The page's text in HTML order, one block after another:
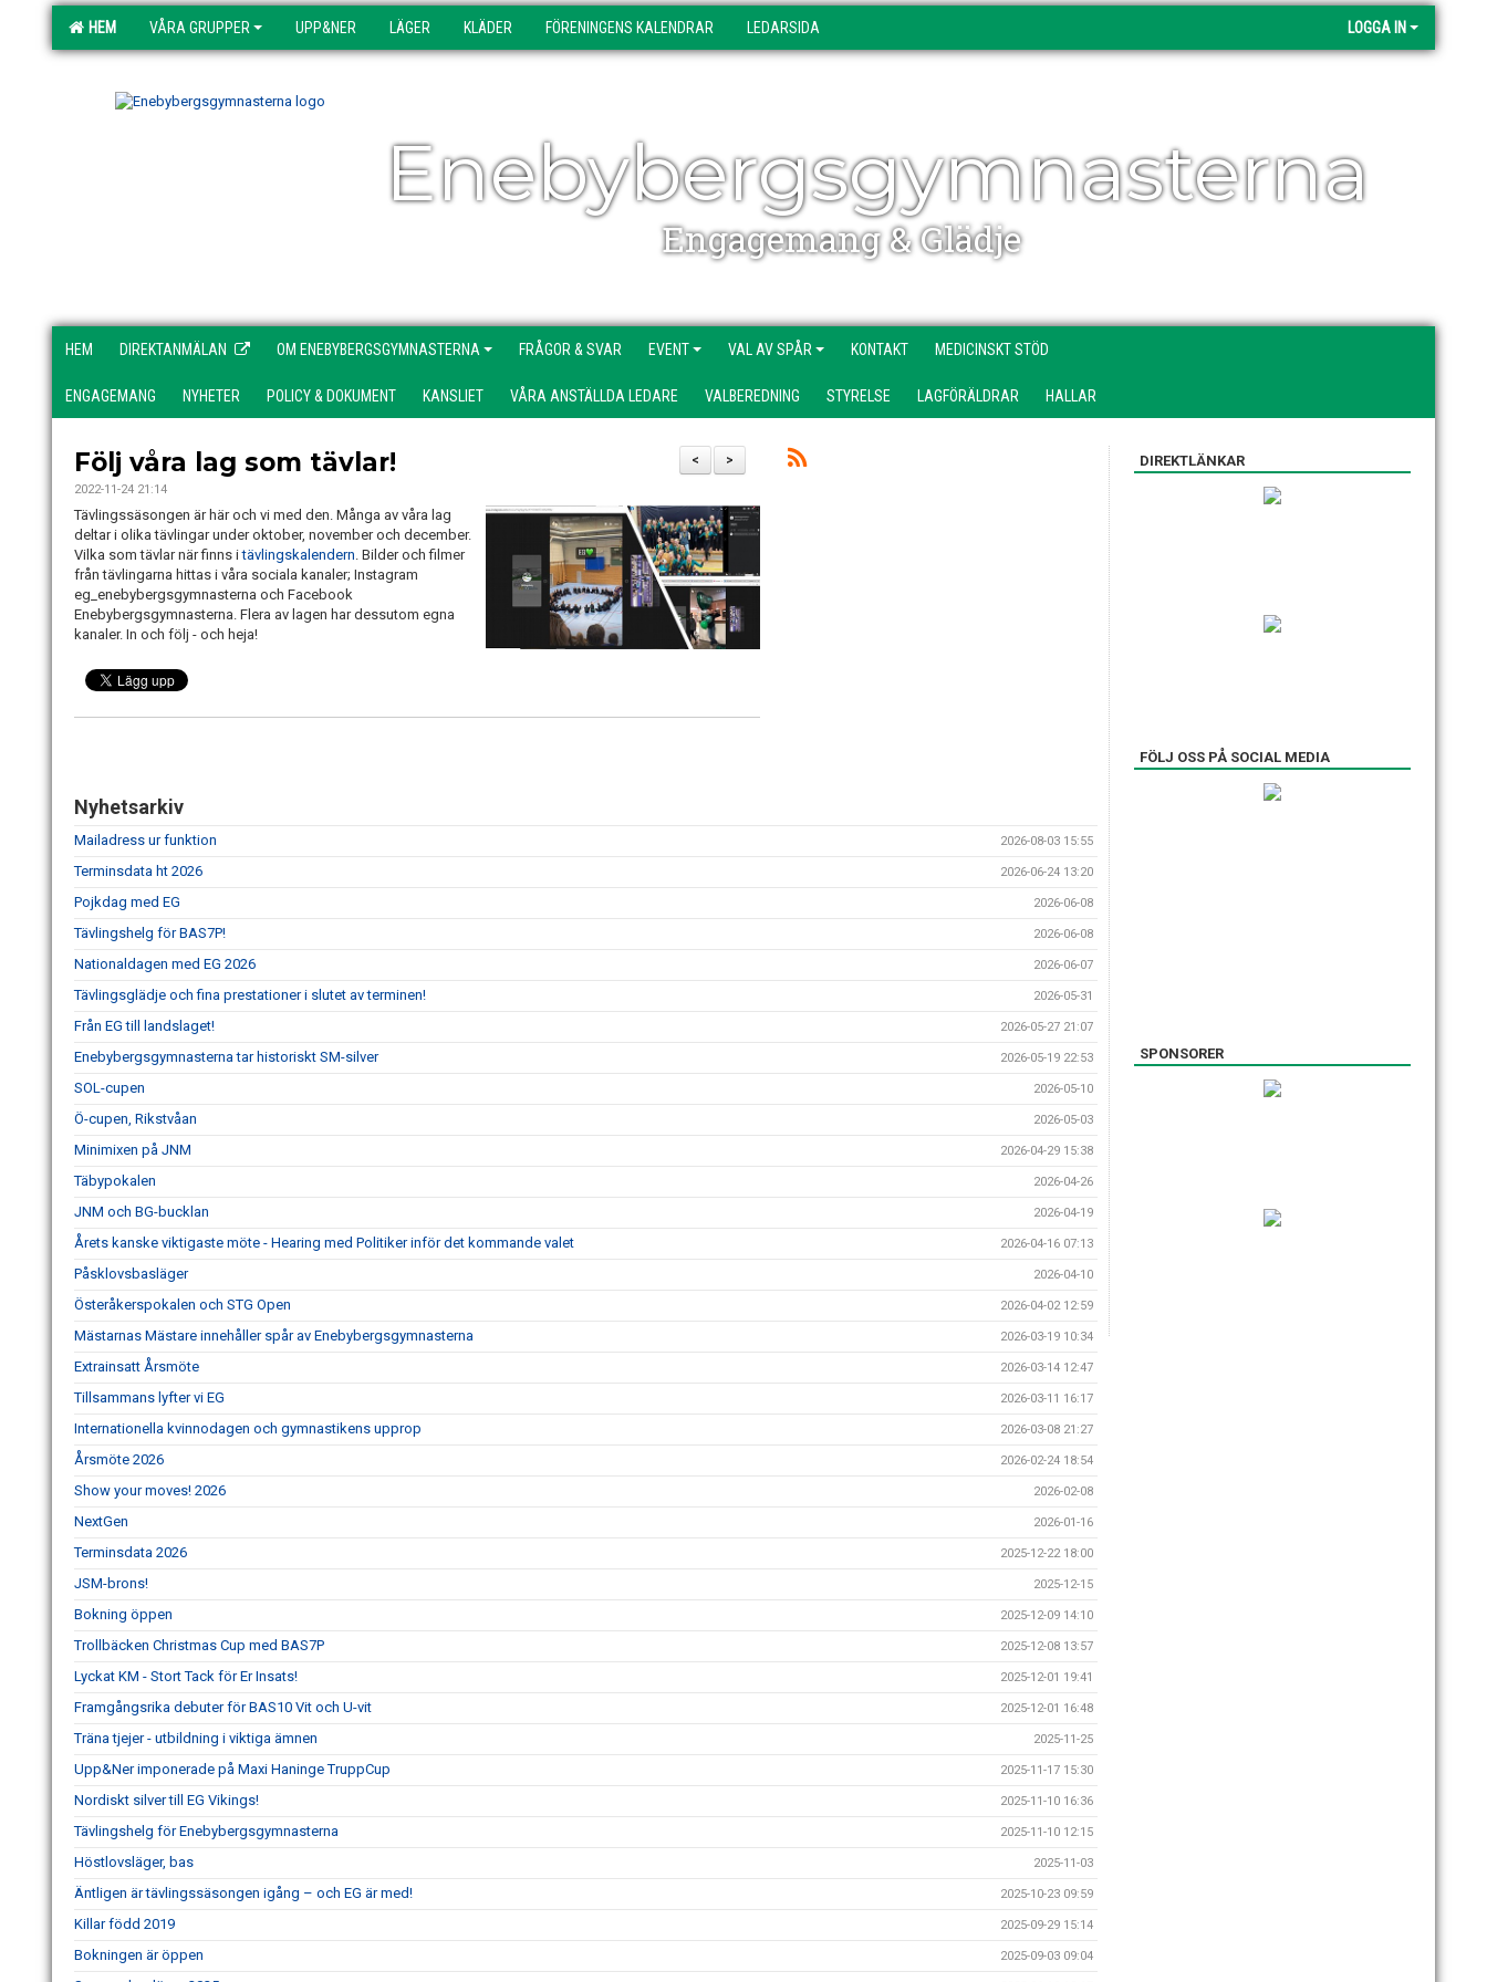
HEM VÅRA GRUPPER UPP&NER LÄGER KLÄDER FÖRENINGENS KALENDRAR LEDARSIDA LOGGA IN
Enebybergsgymnasterna
Engagemang & Glädje
HEM DIREKTANMÄLAN OM ENEBYBERGSGYMNASTERNA FRÅGOR & SVAR EVENT VAL AV SPÅR KONTAKT MEDICINSKT STÖD
ENGAGEMANG NYHETER POLICY & DOKUMENT KANSLIET VÅRA ANSTÄLLDA LEDARE VALBEREDNING STYRELSE LAGFÖRÄLDRAR HALLAR
>
<
Följ våra lag som tävlar!
2022-11-24 21:14
Tävlingssäsongen är här och vi med den. Många av våra lag
deltar i olika tävlingar under oktober, november och december.
Vilka som tävlar när finns itävlingskalendern. Bilder och filmer
från tävlingarna hittas i våra sociala kanaler; Instagram
eg_enebybergsgymnasterna och Facebook
Enebybergsgymnasterna. Flera av lagen har dessutom egna
kanaler. In och följ - och heja!
Nyhetsarkiv
Mailadress ur funktion 2026-08-03 15:55
Terminsdata ht 2026 2026-06-24 13:20
Pojkdag med EG 2026-06-08
Tävlingshelg för BAS7P! 2026-06-08
Nationaldagen med EG 2026 2026-06-07
Tävlingsglädje och fina prestationer i slutet av terminen! 2026-05-31
Från EG till landslaget! 2026-05-27 21:07
Enebybergsgymnasterna tar historiskt SM-silver 2026-05-19 22:53
SOL-cupen 2026-05-10
Ö-cupen, Rikstvåan 2026-05-03
Minimixen på JNM 2026-04-29 15:38
Täbypokalen 2026-04-26
JNM och BG-bucklan 2026-04-19
Årets kanske viktigaste möte - Hearing med Politiker inför det kommande valet 2026-04-16 07:13
Påsklovsbasläger 2026-04-10
Österåkerspokalen och STG Open 2026-04-02 12:59
Mästarnas Mästare innehåller spår av Enebybergsgymnasterna 2026-03-19 10:34
Extrainsatt Årsmöte 2026-03-14 12:47
Tillsammans lyfter vi EG 2026-03-11 16:17
Internationella kvinnodagen och gymnastikens upprop 2026-03-08 21:27
Årsmöte 2026 2026-02-24 18:54
Show your moves! 2026 2026-02-08
NextGen 2026-01-16
Terminsdata 2026 2025-12-22 18:00
JSM-brons! 2025-12-15
Bokning öppen 2025-12-09 14:10
Trollbäcken Christmas Cup med BAS7P 2025-12-08 13:57
Lyckat KM - Stort Tack för Er Insats! 2025-12-01 19:41
Framgångsrika debuter för BAS10 Vit och U-vit 2025-12-01 16:48
Träna tjejer - utbildning i viktiga ämnen 2025-11-25
Upp&Ner imponerade på Maxi Haninge TruppCup 2025-11-17 15:30
Nordiskt silver till EG Vikings! 2025-11-10 16:36
Tävlingshelg för Enebybergsgymnasterna 2025-11-10 12:15
Höstlovsläger, bas 2025-11-03
Äntligen är tävlingssäsongen igång – och EG är med! 2025-10-23 09:59
Killar född 2019 2025-09-29 15:14
Bokningen är öppen 2025-09-03 09:04
DIREKTLÄNKAR
FÖLJ OSS PÅ SOCIAL MEDIA
SPONSORER